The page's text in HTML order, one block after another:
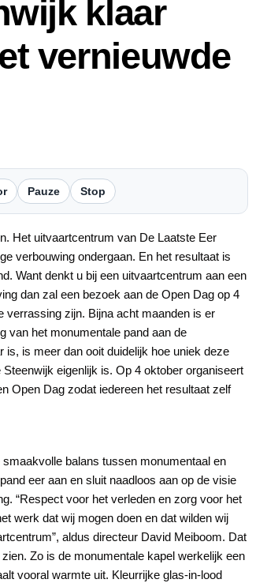
klaar
vernieuwde
Pauze Stop
Het uitvaartcentrum van De Laatste Eer
verbouwing ondergaan. En het resultaat is
Want denkt u bij een uitvaartcentrum aan een
dan zal een bezoek aan de Open Dag op 4
verrassing zijn. Bijna acht maanden is er
van het monumentale pand aan de
is, is meer dan ooit duidelijk hoe uniek deze
eigenlijk is. Op 4 oktober organiseert
Open Dag zodat iedereen het resultaat zelf
balans tussen monumentaal en
eer aan en sluit naadloos aan op de visie
“Respect voor het verleden en zorg voor het
werk dat wij mogen doen en dat wilden wij
aldus directeur David Meiboom. Dat
Zo is de monumentale kapel werkelijk een
vooral warmte uit. Kleurrijke glas-in-lood